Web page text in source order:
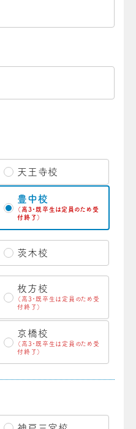
天王寺校
豊中校
（高3・既卒生は定員のため受
付終了）
茨木校
枚方校
（高3・既卒生は定員のため受
付終了）
京橋校
（高3・既卒生は定員のため受
付終了）